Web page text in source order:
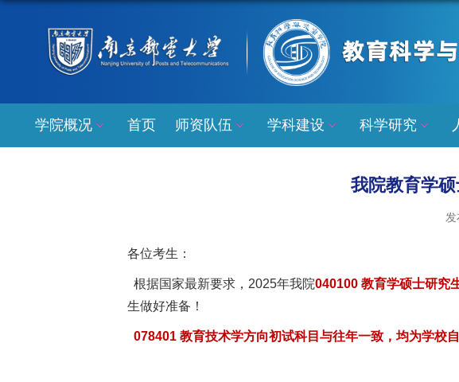
学院概况 首页 师资队伍 学科建设 科学研究
我院教育学
各位考生：
根据国家最新要求，2025年我院040100 教育学硕士研究
生做好准备！
078401 教育技术学方向初试科目与往年一致，均为学校自